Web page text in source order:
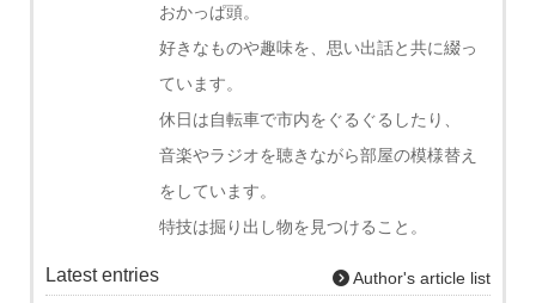
おかっぱ頭。
好きなものや趣味を、思い出話と共に綴っ
ています。
休日は自転車で市内をぐるぐるしたり、
音楽やラジオを聴きながら部屋の模様替え
をしています。
特技は掘り出し物を見つけること。
Latest entries Author's article list